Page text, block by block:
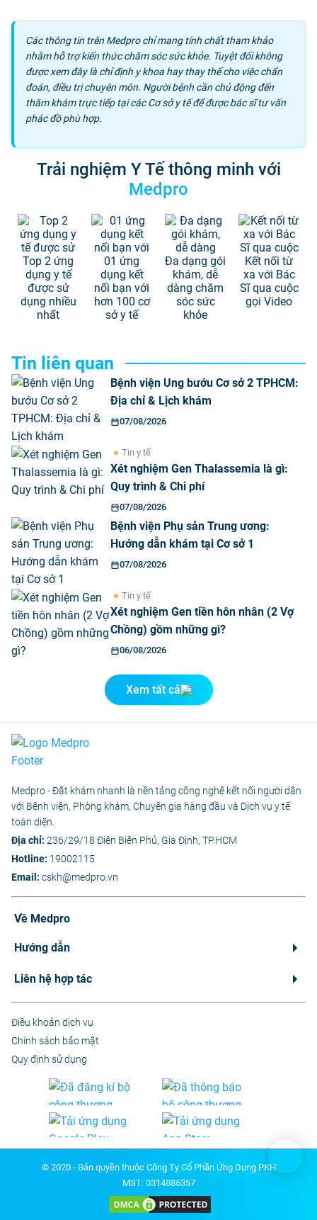
Các thông tin trên Medpro chỉ mang tính chất tham khảo
nhằm hỗ trợ kiến thức chăm sóc sức khỏe. Tuyệt đối không
được xem đây là chỉ định y khoa hay thay thế cho việc chẩn
đoán, điều trị chuyên môn. Người bệnh cần chủ động đến
thăm khám trực tiếp tại các Cơ sở y tế để được bác sĩ tư vấn
phác đồ phù hợp.
Trải nghiệm Y Tế thông minh với
Medpro
Top 2 ứng
dụng y tế
được sử
dụng nhiều
nhất
01 ứng
dụng kết
nối bạn với
hơn 100 cơ
sở y tế
Đa dạng gói
khám, dễ
dàng chăm
sóc sức
khỏe
Kết nối từ
xa với Bác
Sĩ qua cuộc
gọi Video
Tin liên quan
Bệnh viện Ung bướu Cơ sở 2 TPHCM:
Địa chỉ & Lịch khám
07/08/2026
Tin y tế
Xét nghiệm Gen Thalassemia là gì:
Quy trình & Chi phí
07/08/2026
Bệnh viện Phụ sản Trung ương:
Hướng dẫn khám tại Cơ sở 1
07/08/2026
Tin y tế
Xét nghiệm Gen tiền hôn nhân (2 Vợ
Chồng) gồm những gì?
06/08/2026
Xem tất cả
Medpro - Đặt khám nhanh là nền tảng công nghệ kết nối người dân
với Bệnh viện, Phòng khám, Chuyên gia hàng đầu và Dịch vụ y tế
toàn diện.
Địa chỉ: 236/29/18 Điện Biên Phủ, Gia Định, TP.HCM
Hotline: 19002115
Email: cskh@medpro.vn
Về Medpro
Hướng dẫn
Liên hệ hợp tác
Điều khoản dịch vụ
Chính sách bảo mật
Quy định sử dụng
© 2020 - Bản quyền thuộc Công Ty Cổ Phần Ứng Dụng PKH
MST: 0314886357